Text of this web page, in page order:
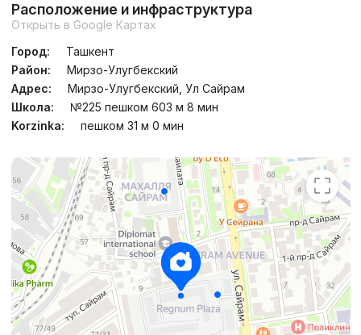
Расположение и инфраструктура
Открыть в Google Картах
Город:
Ташкент
Район:
Мирзо-Улугбекский
Адрес:
Мирзо-Улугбекский, Ул Сайрам
Школа:
№225 пешком 603 м 8 мин
Korzinka:
пешком 31 м 0 мин